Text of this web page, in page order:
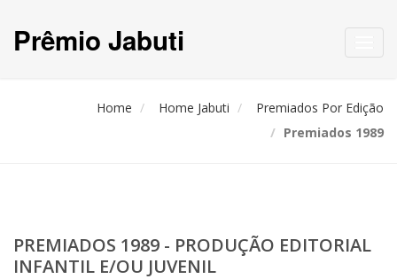
Prêmio Jabuti
Home Home Jabuti
Premiados Por Edição
Premiados 1989
PREMIADOS 1989 - PRODUÇÃO EDITORIAL
INFANTIL E/OU JUVENIL